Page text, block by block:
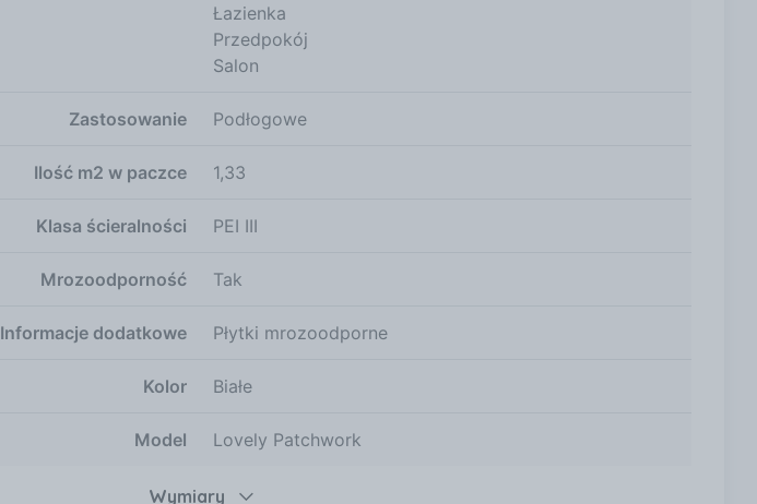
Łazienka
Przedpokój
Salon
Zastosowanie Podłogowe
Ilość m2 w paczce 1,33
Klasa ścieralności PEI III
Mrozoodporność Tak
Informacje dodatkowe Płytki mrozoodporne
Kolor Białe
Model Lovely Patchwork
Wymiary